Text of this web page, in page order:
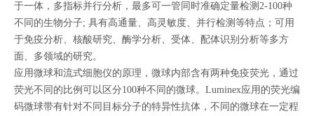
于一体，多指标并行分析，最多可一管同时准确定量检测2-100种
不同的生物分子; 具有高通量、高灵敏度、并行检测等特点；可用
于免疫分析、核酸研究、酶学分析、受体、配体识别分析等多方
面、多领域的研究。
应用微球和流式细胞仪的原理，微球内部含有两种免疫荧光，通过
荧光不同的比例可以区分100种不同的微球。Luminex应用的荧光编
码微球带有针对不同目标分子的特异性抗体，不同的微球在一定程